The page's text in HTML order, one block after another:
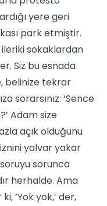
yere geri
park etmiştir.
ileriki sokaklardan
Siz bu esnada
belinize tekrar
sorarsınız: ‘Sence
Adam size
açık olduğunu
yalvar yakar
soruyu sorunca
herhalde. Ama
‘Yok yok,’ der,